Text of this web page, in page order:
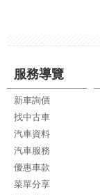
服務導覽
新車詢價
找中古車
汽車資料
汽車服務
優惠車款
菜單分享